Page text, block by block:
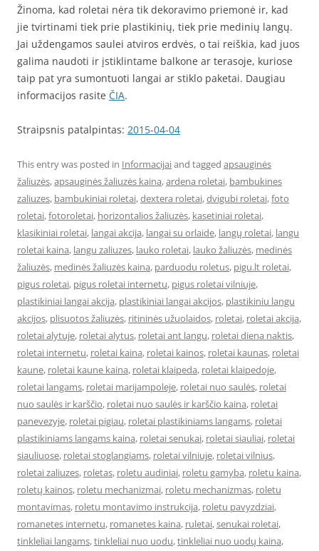
Žinoma, kad roletai nėra tik dekoravimo priemonė ir, kad
jie tvirtinami tiek prie plastikinių, tiek prie medinių langų.
Jai uždengamos saulei atviros erdvės, o tai reiškia, kad juos
galima naudoti ir įstiklintame balkone ar terasoje, kuriose
taip pat yra sumontuoti langai ar stiklo paketai. Daugiau
informacijos rasite ČIA.
Straipsnis patalpintas: 2015-04-04
This entry was posted in Informacijaiand tagged apsauginės
žaliuzės,apsauginės žaliuzės kaina,ardena roletai, bambukines
zaliuzes, bambukiniai roletai,dextera roletai,dvigubi roletai,foto
roletai,fotoroletai, horizontalios žaliuzės, kasetiniai roletai,
klasikiniai roletai, langai akcija, langai su orlaide, langų roletai, langu
roletai kaina, langu zaliuzes, lauko roletai, lauko žaliuzės, medinės
žaliuzės, medinės žaliuzės kaina, parduodu roletus, pigu.lt roletai,
pigus roletai, pigus roletai internetu, pigus roletai vilniuje,
plastikiniai langai akcija, plastikiniai langai akcijos, plastikiniu langu
akcijos, plisuotos žaliuzės, ritininės užuolaidos, roletai, roletai akcija,
roletai alytuje, roletai alytus, roletai ant langu, roletai diena naktis,
roletai internetu, roletai kaina, roletai kainos, roletai kaunas, roletai
kaune, roletai kaune kaina, roletai klaipeda, roletai klaipedoje,
roletai langams, roletai marijampoleje, roletai nuo saulės, roletai
nuo saulės ir karščio, roletai nuo saulės ir karščio kaina, roletai
panevezyje, roletai pigiau, roletai plastikiniams langams, roletai
plastikiniams langams kaina, roletai senukai, roletai siauliai, roletai
siauliuose, roletai stoglangiams, roletai vilniuje, roletai vilnius,
roletai zaliuzes, roletas, roletu audiniai, roletu gamyba, roletu kaina,
roletų kainos, roletu mechanizmai, roletu mechanizmas, roletu
montavimas, roletu montavimo instrukcija, roletu pavyzdziai,
romanetes internetu, romanetes kaina, ruletai,senukai roletai,
tinkleliai langams,tinkleliai nuo uodu,tinkleliai nuo uodų kaina,